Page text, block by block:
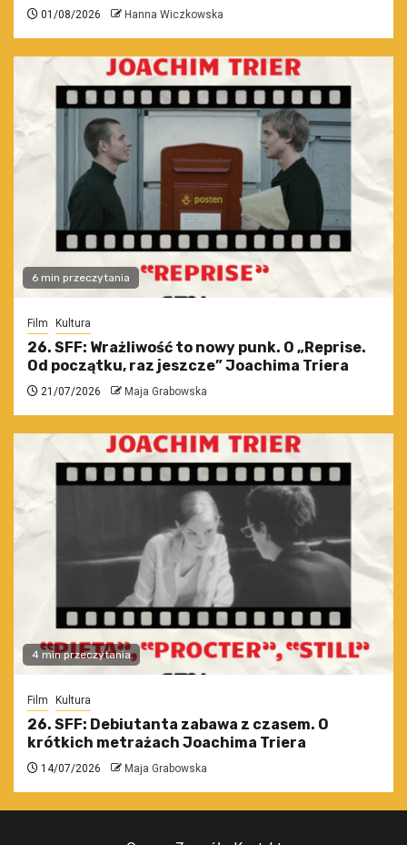
01/08/2026 Hanna Wiczkowska
6 min przeczytania
Film Kultura
26. SFF: Wrażliwość to nowy punk. O „Reprise.
Od początku, raz jeszcze” Joachima Triera
21/07/2026 Maja Grabowska
4 min przeczytania
Film Kultura
26. SFF: Debiutanta zabawa z czasem. O
krótkich metrażach Joachima Triera
14/07/2026 Maja Grabowska